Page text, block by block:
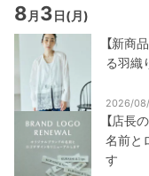
8 月3日(月)
【新商
る羽織
2026/
【店長
名前と
す